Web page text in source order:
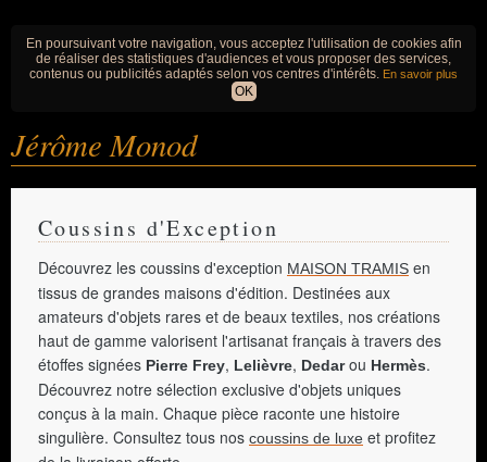
En poursuivant votre navigation, vous acceptez l'utilisation de cookies afin
de réaliser des statistiques d'audiences et vous proposer des services,
contenus ou publicités adaptés selon vos centres d'intérêts. En savoir plus
OK
Jérôme Monod
Coussins d'Exception
Découvrez les coussins d'exception MAISON TRAMIS en
tissus de grandes maisons d'édition. Destinées aux
amateurs d'objets rares et de beaux textiles, nos créations
haut de gamme valorisent l'artisanat français à travers des
étoffes signées Pierre Frey, Lelièvre, Dedarou Hermès.
Découvrez notre sélection exclusive d'objets uniques
conçus à la main. Chaque pièce raconte une histoire
singulière. Consultez tous nos coussins de luxe et profitez